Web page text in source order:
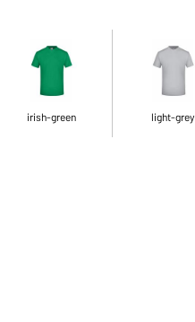
irish-green light-grey